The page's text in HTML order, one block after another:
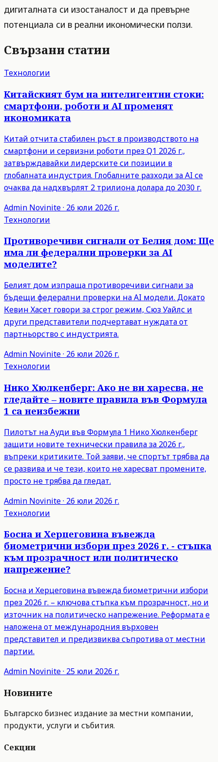
дигиталната си изостаналост и да превърне
потенциала си в реални икономически ползи.
Свързани статии
Технологии
Китайският бум на интелигентни стоки:
смартфони, роботи и AI променят
икономиката
Китай отчита стабилен ръст в производството на
смартфони и сервизни роботи през Q1 2026 г.,
затвърждавайки лидерските си позиции в
глобалната индустрия. Глобалните разходи за AI се
очаква да надхвърлят 2 трилиона долара до 2030 г.
Admin Novinite· 26 юли 2026 г.
Технологии
Противоречиви сигнали от Белия дом: Ще
има ли федерални проверки за AI
моделите?
Белият дом изпраща противоречиви сигнали за
бъдещи федерални проверки на AI модели. Докато
Кевин Хасет говори за строг режим, Сюз Уайлс и
други представители подчертават нуждата от
партньорство с индустрията.
Admin Novinite· 26 юли 2026 г.
Технологии
Нико Хюлкенберг: Ако не ви харесва, не
гледайте – новите правила във Формула
1 са неизбежни
Пилотът на Ауди във Формула 1 Нико Хюлкенберг
защити новите технически правила за 2026 г.,
въпреки критиките. Той заяви, че спортът трябва да
се развива и че тези, които не харесват промените,
просто не трябва да гледат.
Admin Novinite· 26 юли 2026 г.
Технологии
Босна и Херцеговина въвежда
биометрични избори през 2026 г. - стъпка
към прозрачност или политическо
напрежение?
Босна и Херцеговина въвежда биометрични избори
през 2026 г. – ключова стъпка към прозрачност, но и
източник на политическо напрежение. Реформата е
наложена от международния върховен
представител и предизвиква съпротива от местни
партии.
Admin Novinite· 25 юли 2026 г.
Новините
Българско бизнес издание за местни компании,
продукти, услуги и събития.
Секции